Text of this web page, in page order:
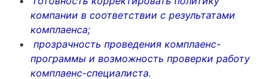
компании в соответствии с результатами
комплаенса;
прозрачность проведения комплаенс-
программы и возможность проверки работу
комплаенс-специалиста.